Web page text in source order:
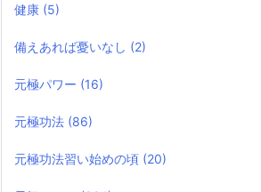
健康 (5)
備えあれば憂いなし (2)
元極パワー (16)
元極功法 (86)
元極功法習い始めの頃 (20)